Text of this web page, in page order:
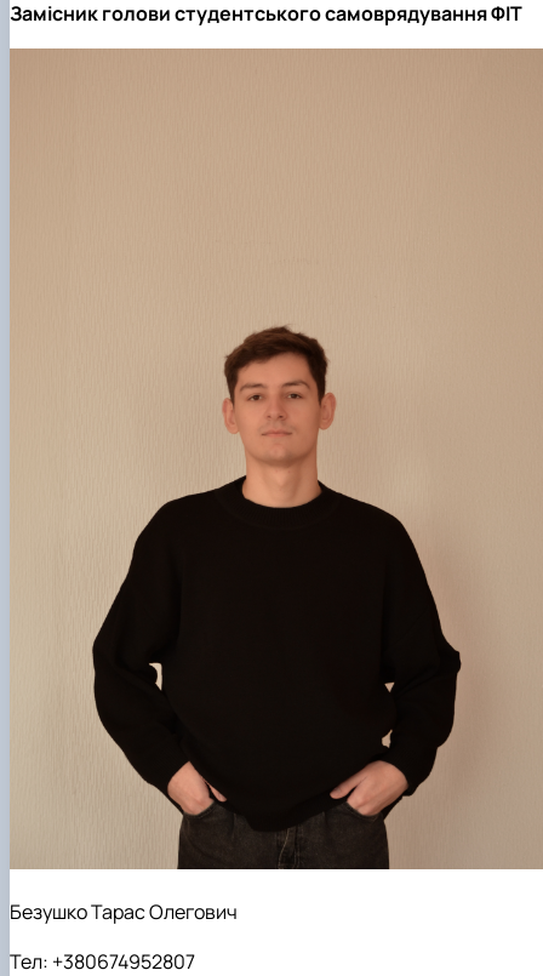
Замісник голови студентського самоврядування ФІТ
Безушко Тарас Олегович
Тел: +380674952807